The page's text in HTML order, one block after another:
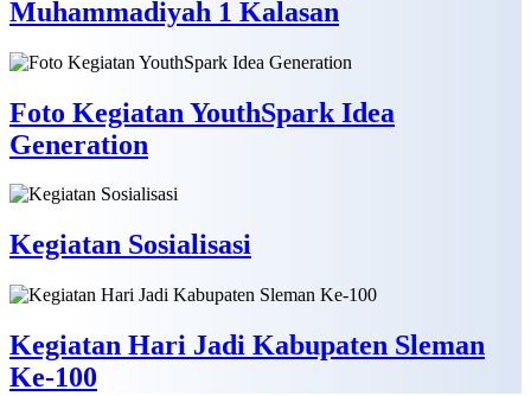
Muhammadiyah 1 Kalasan
Foto Kegiatan YouthSpark Idea
Generation
Kegiatan Sosialisasi
Kegiatan Hari Jadi Kabupaten Sleman
Ke-100